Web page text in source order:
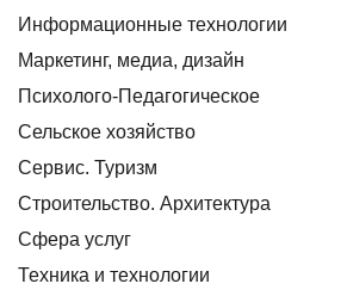
Информационные технологии
Маркетинг, медиа, дизайн
Психолого-Педагогическое
Сельское хозяйство
Сервис. Туризм
Строительство. Архитектура
Сфера услуг
Техника и технологии